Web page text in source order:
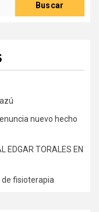
Buscar
nuevo hecho
EDGAR TORALES EN
de fisioterapia